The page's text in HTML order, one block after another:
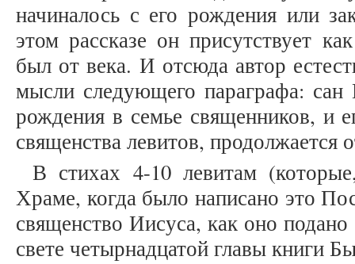
начиналось с его рождения или
этом рассказе он присутствует
был от века. И отсюда автор
мысли следующего параграфа: сан
рождения в семье священников, и
священства левитов, продолжается
В стихах 4-10 левитам
Храме, когда было написано это
священство Иисуса, как оно
свете четырнадцатой главы книги